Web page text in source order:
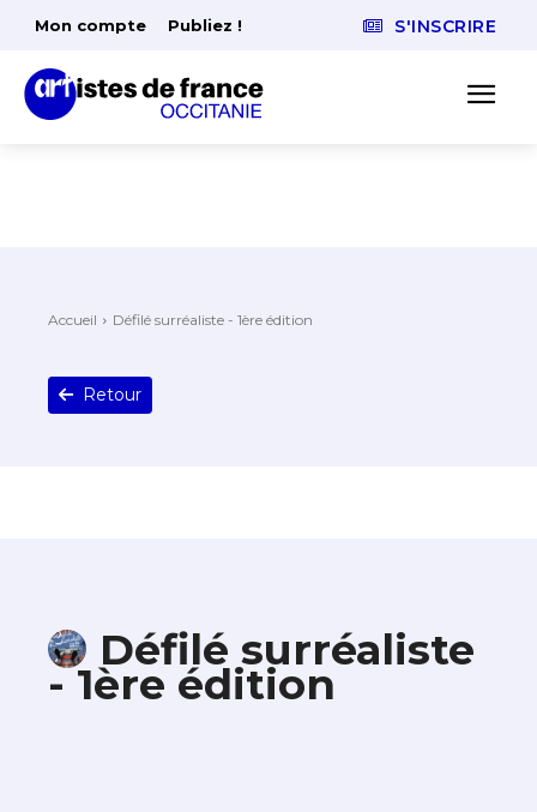
Mon compte Publiez ! S'INSCRIRE
Accueil Défilé surréaliste - 1ère édition
Retour
Défilé surréaliste
- 1ère édition